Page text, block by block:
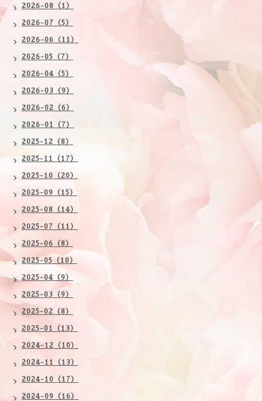
2026-08（1）
2026-07（5）
2026-06（11）
2026-05（7）
2026-04（5）
2026-03（9）
2026-02（6）
2026-01（7）
2025-12（8）
2025-11（17）
2025-10（20）
2025-09（15）
2025-08（14）
2025-07（11）
2025-06（8）
2025-05（10）
2025-04（9）
2025-03（9）
2025-02（8）
2025-01（13）
2024-12（10）
2024-11（13）
2024-10（17）
2024-09（16）